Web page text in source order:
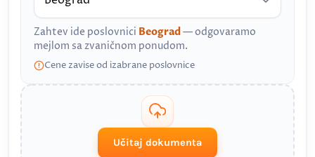
Zahtev ide poslovnici Beograd— odgovaramo
mejlom sa zvaničnom ponudom.
Cene zavise od izabrane poslovnice
Učitaj dokumenta